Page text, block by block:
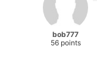
bob777
56 points